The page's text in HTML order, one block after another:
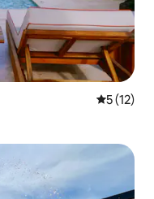
5 de uma
5 (12)